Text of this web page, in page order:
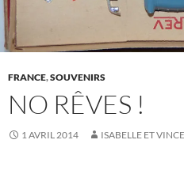
FRANCE,SOUVENIRS
NO RÊVES !
1 AVRIL 2014 ISABELLE ET